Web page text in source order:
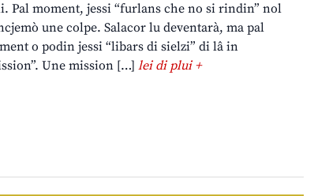
Pal moment, jessi “furlans che no si rindin” nol
une colpe. Salacor lu deventarà, ma pal
o podin jessi “libars di sielzi” di lâ in
Une mission […]lei di plui +